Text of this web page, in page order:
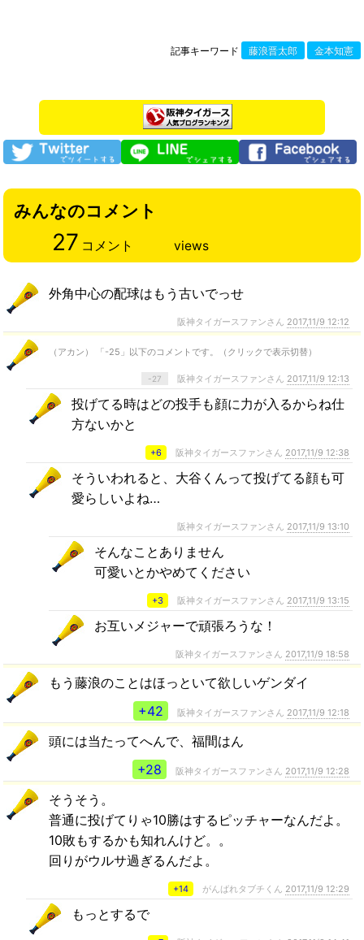
記事キーワード 藤浪晋太郎 金本知憲
みんなのコメント
27 コメント views
外角中心の配球はもう古いでっせ
阪神タイガースファンさん 2017,11/9 12:12
（アカン） 「-25」以下のコメントです。（クリックで表示切替）
-27 阪神タイガースファンさん 2017,11/9 12:13
投げてる時はどの投手も顔に力が入るからね仕
方ないかと
+6 阪神タイガースファンさん 2017,11/9 12:38
そういわれると、大谷くんって投げてる顔も可
愛らしいよね…
阪神タイガースファンさん 2017,11/9 13:10
そんなことありません
可愛いとかやめてください
+3 阪神タイガースファンさん 2017,11/9 13:15
お互いメジャーで頑張ろうな！
阪神タイガースファンさん 2017,11/9 18:58
もう藤浪のことはほっといて欲しいゲンダイ
+42
阪神タイガースファンさん 2017,11/9 12:18
頭には当たってへんで、福間はん
+28
阪神タイガースファンさん 2017,11/9 12:28
そうそう。
普通に投げてりゃ10勝はするピッチャーなんだよ。
10敗もするかも知れんけど。。
回りがウルサ過ぎるんだよ。
+14 がんばれタブチくん 2017,11/9 12:29
もっとするで